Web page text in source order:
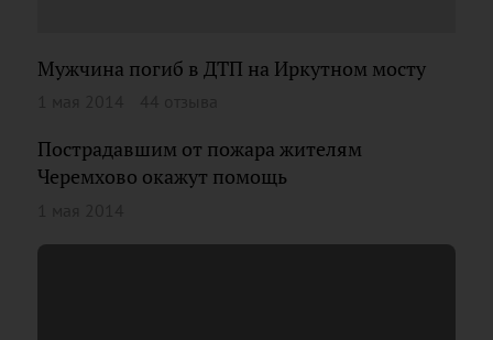
Мужчина погиб в ДТП на Иркутном мосту
Пострадавшим от пожара жителям
Черемхово окажут помощь